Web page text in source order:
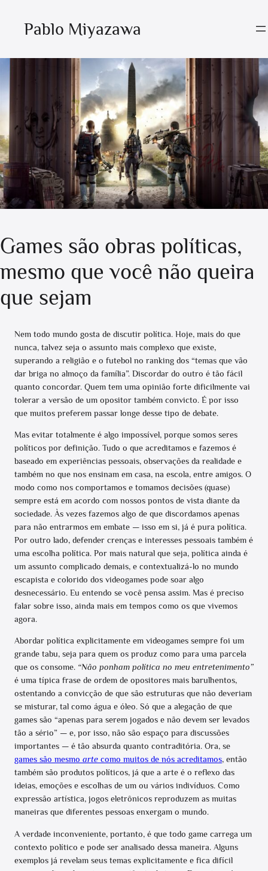
Pablo Miyazawa
Games são obras políticas,
mesmo que você não queira
que sejam
Nem todo mundo gosta de discutir política. Hoje, mais do que
nunca, talvez seja o assunto mais complexo que existe,
superando a religião e o futebol no ranking dos “temas que vão
dar briga no almoço da família”. Discordar do outro é tão fácil
quanto concordar. Quem tem uma opinião forte dificilmente vai
tolerar a versão de um opositor também convicto. É por isso
que muitos preferem passar longe desse tipo de debate.
Mas evitar totalmente é algo impossível, porque somos seres
políticos por definição. Tudo o que acreditamos e fazemos é
baseado em experiências pessoais, observações da realidade e
também no que nos ensinam em casa, na escola, entre amigos. O
modo como nos comportamos e tomamos decisões (quase)
sempre está em acordo com nossos pontos de vista diante da
sociedade. Às vezes fazemos algo de que discordamos apenas
para não entrarmos em embate — isso em si, já é pura política.
Por outro lado, defender crenças e interesses pessoais também é
uma escolha política. Por mais natural que seja, política ainda é
um assunto complicado demais, e contextualizá-lo no mundo
escapista e colorido dos videogames pode soar algo
desnecessário. Eu entendo se você pensa assim. Mas é preciso
falar sobre isso, ainda mais em tempos como os que vivemos
agora.
Abordar política explicitamente em videogames sempre foi um
grande tabu, seja para quem os produz como para uma parcela
que os consome. “Não ponham política no meu entretenimento”
é uma típica frase de ordem de opositores mais barulhentos,
ostentando a convicção de que são estruturas que não deveriam
se misturar, tal como água e óleo. Só que a alegação de que
games são “apenas para serem jogados e não devem ser levados
tão a sério” — e, por isso, não são espaço para discussões
importantes — é tão absurda quanto contraditória. Ora, se
games são mesmo arte como muitos de nós acreditamos, então
também são produtos políticos, já que a arte é o reflexo das
ideias, emoções e escolhas de um ou vários indivíduos. Como
expressão artística, jogos eletrônicos reproduzem as muitas
maneiras que diferentes pessoas enxergam o mundo.
A verdade inconveniente, portanto, é que todo game carrega um
contexto político e pode ser analisado dessa maneira. Alguns
exemplos já revelam seus temas explicitamente e fica difícil